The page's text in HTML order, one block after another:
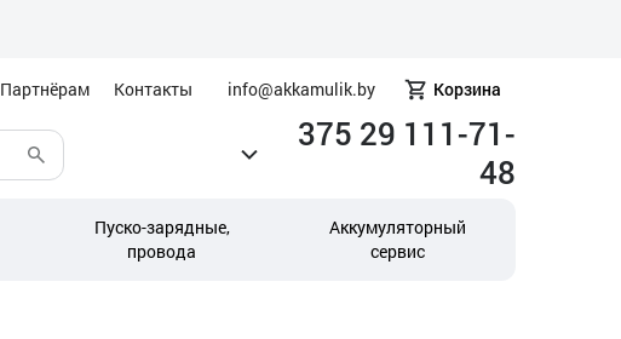
Партнёрам Контакты info@akkamulik.by Корзина
375 29 111-71-
48
Пуско-зарядные,
провода
Аккумуляторный
сервис